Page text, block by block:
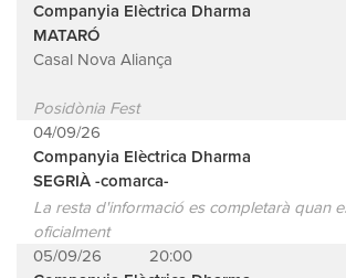
Companyia Elèctrica Dharma
MATARÓ
Casal Nova Aliança
Posidònia Fest
04/09/26
Companyia Elèctrica Dharma
SEGRIÀ -comarca-
La resta d'informació es completarà quan
oficialment
05/09/26
20:00